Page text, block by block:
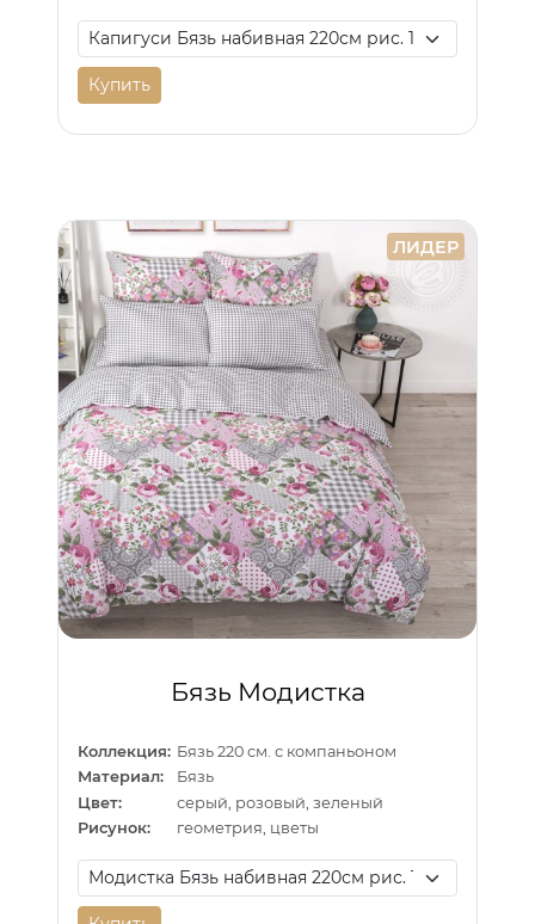
Купить
ЛИДЕР
Бязь Модистка
Коллекция: Бязь 220 см. с компаньоном
Материал:
Бязь
Цвет:
серый, розовый, зеленый
Рисунок:
геометрия, цветы